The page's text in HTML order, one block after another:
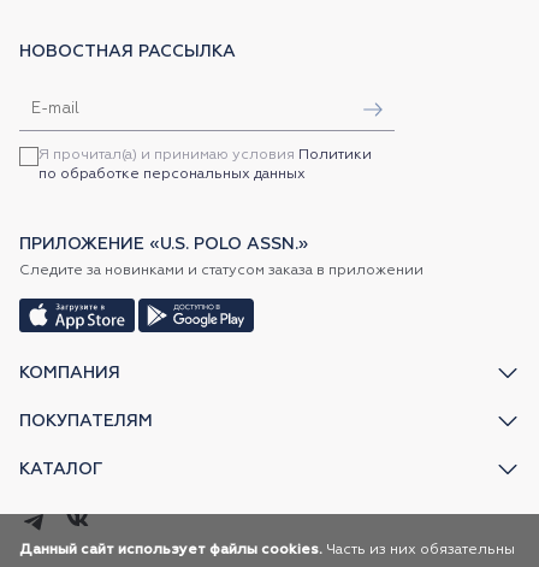
КОМПАНИЯ
ПОКУПАТЕЛЯМ
КАТАЛОГ
НОВОСТНАЯ РАССЫЛКА
Я прочитал(а) и принимаю условия Политики
по обработке персональных данных
ПРИЛОЖЕНИЕ «U.S. POLO ASSN.»
Следите за новинками и статусом заказа в приложении
Данный сайт использует файлы cookies. Часть из них обязательны